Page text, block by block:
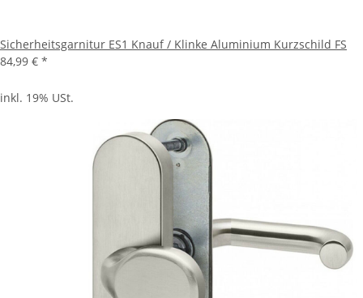
Sicherheitsgarnitur ES1 Knauf / Klinke Aluminium Kurzschild FS
84,99 € *
inkl. 19% USt.